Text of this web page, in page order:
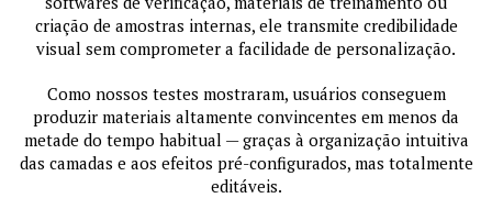
criação de amostras internas, ele transmite credibilidade
visual sem comprometer a facilidade de personalização.
Como nossos testes mostraram, usuários conseguem
produzir materiais altamente convincentes em menos da
metade do tempo habitual — graças à organização intuitiva
das camadas e aos efeitos pré-configurados, mas totalmente
editáveis.